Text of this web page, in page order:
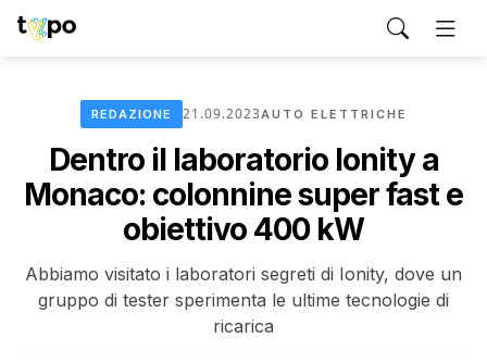
REDAZIONE 21.09.2023AUTO ELETTRICHE
Dentro il laboratorio Ionity a
Monaco: colonnine super fast e
obiettivo 400 kW
Abbiamo visitato i laboratori segreti di Ionity, dove un
gruppo di tester sperimenta le ultime tecnologie di
ricarica